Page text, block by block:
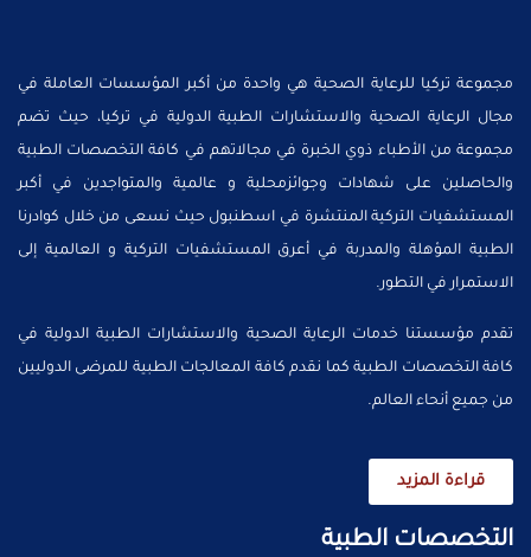
مجموعة تركيا للرعاية الصحية هي واحدة من أكبر المؤسسات العاملة في
مجال الرعاية الصحية والاستشارات الطبية الدولية في تركيا، حيث تضم
مجموعة من الأطباء ذوي الخبرة في مجالاتهم في كافة التخصصات الطبية
والحاصلين على شهادات وجوائزمحلية و عالمية والمتواجدين في أكبر
المستشفيات التركية المنتشرة في اسطنبول حيث نسعى من خلال كوادرنا
الطبية المؤهلة والمدربة في أعرق المستشفيات التركية و العالمية إلى
الاستمرار في التطور.
تقدم مؤسستنا خدمات الرعاية الصحية والاستشارات الطبية الدولية في
كافة التخصصات الطبية كما نقدم كافة المعالجات الطبية للمرضى الدوليين
من جميع أنحاء العالم.
قراءة المزيد
التخصصات الطبية